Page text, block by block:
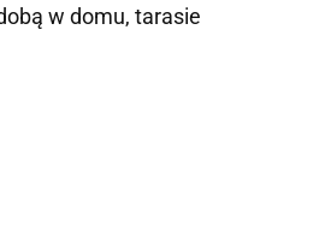
w domu, tarasie